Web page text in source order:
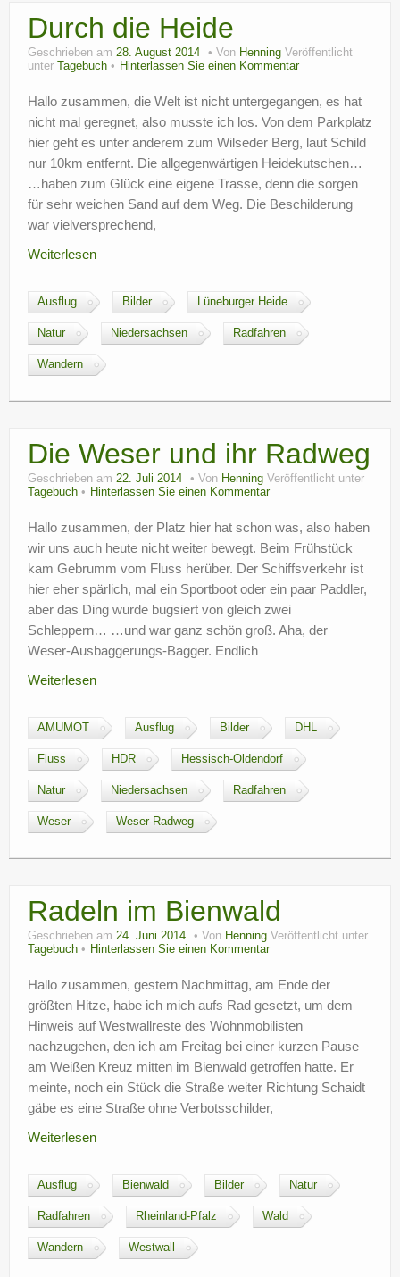
Durch die Heide
Geschrieben am 28. August 2014 Von Henning Veröffentlicht
unter
Tagebuch Hinterlassen Sie einen Kommentar
Hallo zusammen, die Welt ist nicht untergegangen, es hat
nicht mal geregnet, also musste ich los. Von dem Parkplatz
hier geht es unter anderem zum Wilseder Berg, laut Schild
nur 10km entfernt. Die allgegenwärtigen Heidekutschen…
…haben zum Glück eine eigene Trasse, denn die sorgen
für sehr weichen Sand auf dem Weg. Die Beschilderung
war vielversprechend,
Weiterlesen
Ausflug Bilder Lüneburger Heide
Natur Niedersachsen Radfahren
Wandern
Die Weser und ihr Radweg
Geschrieben am 22. Juli 2014 Von Henning Veröffentlicht unter
Tagebuch
Hinterlassen Sie einen Kommentar
Hallo zusammen, der Platz hier hat schon was, also haben
wir uns auch heute nicht weiter bewegt. Beim Frühstück
kam Gebrumm vom Fluss herüber. Der Schiffsverkehr ist
hier eher spärlich, mal ein Sportboot oder ein paar Paddler,
aber das Ding wurde bugsiert von gleich zwei
Schleppern… …und war ganz schön groß. Aha, der
Weser-Ausbaggerungs-Bagger. Endlich
Weiterlesen
AMUMOT Ausflug Bilder DHL
Fluss HDR Hessisch-Oldendorf
Natur Niedersachsen Radfahren
Weser Weser-Radweg
Radeln im Bienwald
Geschrieben am 24. Juni 2014 Von Henning Veröffentlicht unter
Tagebuch
Hinterlassen Sie einen Kommentar
Hallo zusammen, gestern Nachmittag, am Ende der
größten Hitze, habe ich mich aufs Rad gesetzt, um dem
Hinweis auf Westwallreste des Wohnmobilisten
nachzugehen, den ich am Freitag bei einer kurzen Pause
am Weißen Kreuz mitten im Bienwald getroffen hatte. Er
meinte, noch ein Stück die Straße weiter Richtung Schaidt
gäbe es eine Straße ohne Verbotsschilder,
Weiterlesen
Ausflug Bienwald Bilder Natur
Radfahren Rheinland-Pfalz Wald
Wandern Westwall